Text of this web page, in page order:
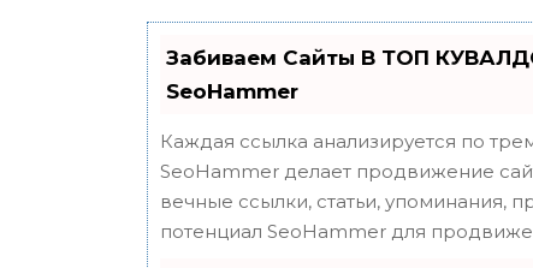
Забиваем Сайты В ТОП
SeoHammer
Каждая ссылка анализируется по
SeoHammer делает продвижение
вечные ссылки, статьи, упоминания,
потенциал SeoHammer для